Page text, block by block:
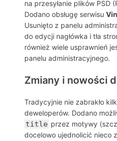
na przesyłanie plików PSD
Dodano obsługę serwisu
Usunięto z panelu
do edycji nagłówka i tła
również wiele usprawnień
panelu administracyjnego.
Zmiany i nowości
Tradycyjnie nie zabrakło
deweloperów. Dodano
title przez motywy
docelowo ujednolicić nieco